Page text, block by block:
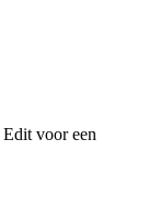
voor een